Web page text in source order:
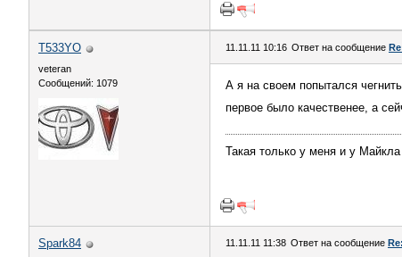
T533YO
veteran
Сообщений: 1079
11.11.11 10:16 Ответ на сообщение
А я на своем попытался
первое было качественее, а
Такая только у меня и у
Spark84 11.11.11 11:38 Ответ на сообщение